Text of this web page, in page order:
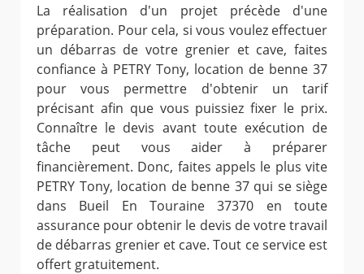
La réalisation d'un projet précède d'une
préparation. Pour cela, si vous voulez effectuer
un débarras de votre grenier et cave, faites
confiance à PETRY Tony, location de benne 37
pour vous permettre d'obtenir un tarif
précisant afin que vous puissiez fixer le prix.
Connaître le devis avant toute exécution de
tâche peut vous aider à préparer
financièrement. Donc, faites appels le plus vite
PETRY Tony, location de benne 37 qui se siège
dans Bueil En Touraine 37370 en toute
assurance pour obtenir le devis de votre travail
de débarras grenier et cave. Tout ce service est
offert gratuitement.